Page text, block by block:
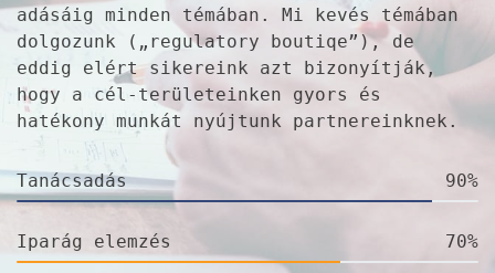
adásáig minden témában. Mi kevés témában
dolgozunk („regulatory boutiqe”), de
eddig elért sikereink azt bizonyítják,
hogy a cél-területeinken gyors és
hatékony munkát nyújtunk partnereinknek.
Tanácsadás 90%
Iparág elemzés 70%